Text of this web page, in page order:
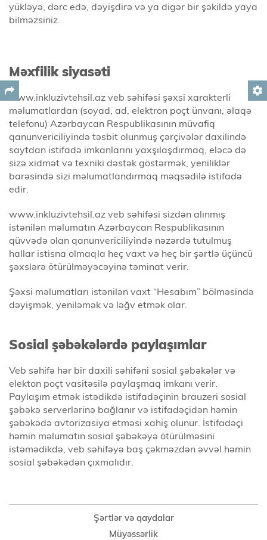
settings
yükləyə, dərc edə, dəyişdirə və ya digər bir şəkildə yaya
bilməzsiniz.
Məxfilik siyasəti
www.inkluzivtehsil.az veb səhifəsi şəxsi xarakterli
məlumatlardan (soyad, ad, elektron poçt ünvanı, əlaqə
telefonu) Azərbaycan Respublikasının müvafiq
qanunvericiliyində təsbit olunmuş çərçivələr daxilində
saytdan istifadə imkanlarını yaxşılaşdırmaq, eləcə də
sizə xidmət və texniki dəstək göstərmək, yeniliklər
barəsində sizi məlumatlandırmaq məqsədilə istifadə
edir.
www.inkluzivtehsil.az veb səhifəsi sizdən alınmış
istənilən məlumatın Azərbaycan Respublikasının
qüvvədə olan qanunvericiliyində nəzərdə tutulmuş
hallar istisna olmaqla heç vaxt və heç bir şərtlə üçüncü
şəxslərə ötürülməyəcəyinə təminat verir.
Şəxsi məlumatları istənilən vaxt “Hesabım” bölməsində
dəyişmək, yeniləmək və ləğv etmək olar.
Sosial şəbəkələrdə paylaşımlar
Veb səhifə hər bir daxili səhifəni sosial şəbəkələr və
elekton poçt vasitəsilə paylaşmaq imkanı verir.
Paylaşım etmək istədikdə istifadəçinin brauzeri sosial
şəbəkə serverlərinə bağlanır və istifadəçidən həmin
şəbəkədə avtorizasiya etməsi xahiş olunur. İstifadəçi
həmin məlumatın sosial şəbəkəyə ötürülməsini
istəmədikdə, veb səhifəyə baş çəkməzdən əvvəl həmin
sosial şəbəkədən çıxmalıdır.
Şərtlər və qaydalar
Müyəssərlik